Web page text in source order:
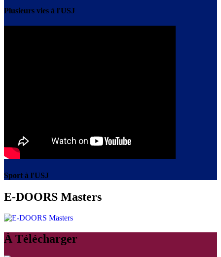
Plusieurs vies à l'USJ
Sport à l'USJ
E-DOORS Masters
À Télécharger